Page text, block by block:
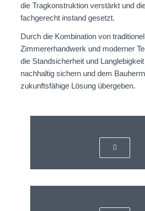
die Tragkonstruktion verstärkt und
fachgerecht instand gesetzt.
Durch die Kombination von
Zimmererhandwerk und moderner
die Standsicherheit und
nachhaltig sichern und dem
zukunftsfähige Lösung übergeben.